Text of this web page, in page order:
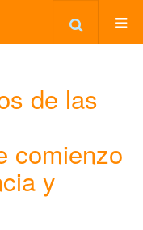
de las
comienzo
y